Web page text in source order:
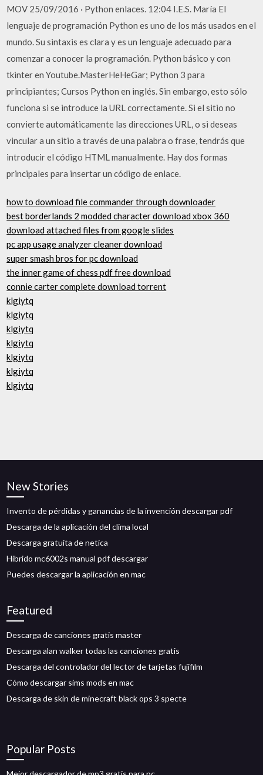
MOV 25/09/2016 · Python enlaces. 12:04 I.E.S. María El
lenguaje de programación Python es uno de los más usados en el
mundo. Su sintaxis es clara y es un lenguaje adecuado para
comenzar a conocer la programación. Python básico y con
tkinter en Youtube.MasterHeHeGar; Python 3 para
principiantes; Cursos Python en inglés. Sin embargo, esto sólo
funciona si se introduce la URL correctamente. Si el sitio no
convierte automáticamente las direcciones URL, o si deseas
vincular a un sitio a través de una palabra o frase, tendrás que
introducir el código HTML manualmente. Hay dos formas
principales para insertar un código de enlace.
how to download file commander through downloader
best borderlands 2 modded character download xbox 360
download attached files from google slides
pc app usage analyzer cleaner download
super smash bros for pc download
the inner game of chess pdf free download
connie carter complete download torrent
klgiytq
klgiytq
klgiytq
klgiytq
klgiytq
klgiytq
klgiytq
New Stories
Invento de pérdidas y ganancias de la invención descargar pdf
Descarga de la aplicación del clima local
Descarga gratuita de netica
Híbrido mc6002s manual pdf descargar
Puedes descargar la aplicación en mac
Featured
Descarga de canciones gratis master
Descarga alan walker todas las canciones gratis
Descarga del controlador del lector de tarjetas fujifilm
Cómo descargar sims mods en mac
Descarga de skin de minecraft black ops 3 specte
Popular Posts